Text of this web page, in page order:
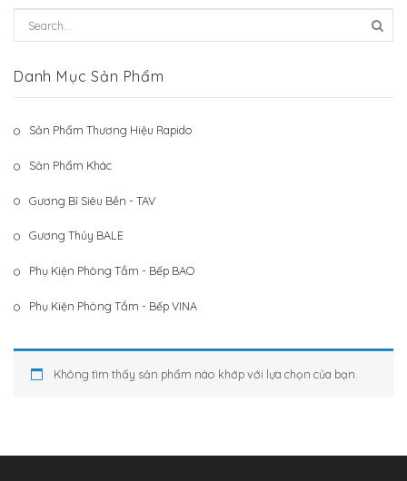
Gương Thủy BALE
Sản Phẩm Khác
Hệ Thống Khách Hàng
Danh Mục Sản Phẩm
Sản Phẩm Thương Hiệu Rapido
Sản Phẩm Khác
Gương Bỉ Siêu Bền - TAV
Gương Thủy BALE
Phụ Kiện Phòng Tắm - Bếp BAO
Phụ Kiện Phòng Tắm - Bếp VINA
Không tìm thấy sản phẩm nào khớp với lựa chọn của bạn.